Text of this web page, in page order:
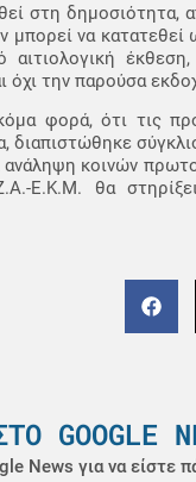
στη
να
όχι την παρούσα
φορά, ότι τις
διαπιστώθηκε
ανάληψη κοινών
Ε.Κ.Μ. θα
GOOGLE
News για να είστε